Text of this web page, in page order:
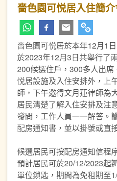
嗇色園可悦居入住簡
嗇色園可悦居於本年12月1
於2023年12月3日共舉行了
200候選住戶，300多人出
悦居設施及入住安排外，上
師，下午邀得文月蓮律師為
居民清楚了解入住安排及注
發問，工作人員一一解答。
配房通知書，並以掛號或直
候選居民可按配房通知信程
預計居民可於20/12/2023起
單位鎖匙，期間為免租期至